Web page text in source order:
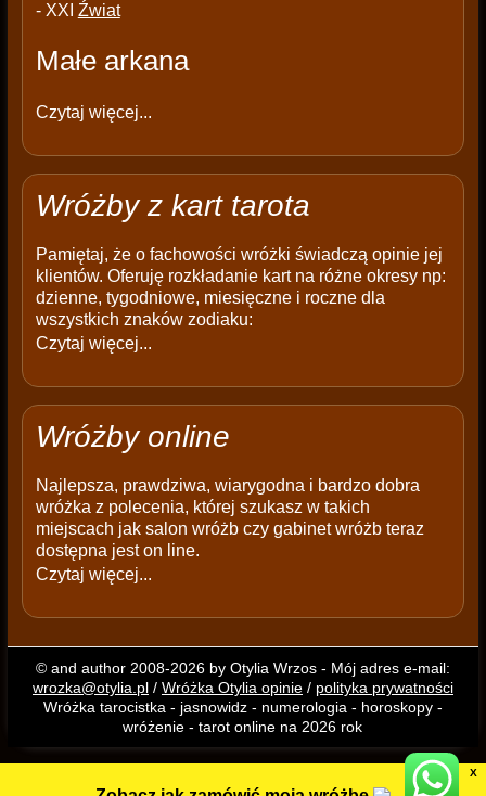
- XXI Źwiat
Małe arkana
Czytaj więcej...
Wróżby z kart tarota
Pamiętaj, że o fachowości wróżki świadczą opinie jej
klientów. Oferuję rozkładanie kart na różne okresy np:
dzienne, tygodniowe, miesięczne i roczne dla
wszystkich znaków zodiaku:
Czytaj więcej...
Wróżby online
Najlepsza, prawdziwa, wiarygodna i bardzo dobra
wróżka z polecenia, której szukasz w takich
miejscach jak salon wróżb czy gabinet wróżb teraz
dostępna jest on line.
Czytaj więcej...
© and author 2008-2026 by Otylia Wrzos - Mój adres e-mail:
wrozka@otylia.pl/ Wróżka Otylia opinie/ polityka prywatności
Wróżka tarocistka - jasnowidz - numerologia - horoskopy -
wróżenie - tarot online na 2026 rok
X